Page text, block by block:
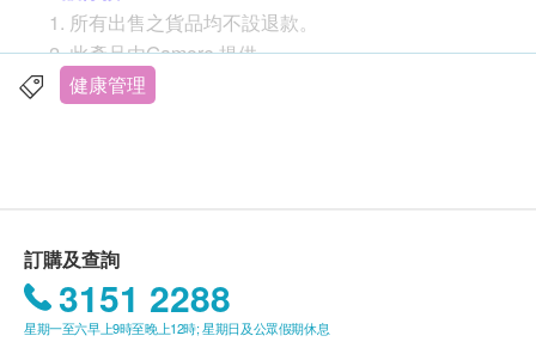
以6個級別顯示血壓水平（高/正常/最佳）
隨時隨地輕鬆擴展
體積小巧，便於攜帶
檢測功能
日期和時間顯示，剩餘電池信息
簡單的血壓計，易於操作
所有出售之貨品均不設退款。
此產品由Gamore 提供。
如有任何爭議，Gamore 及健康網購
運費。
我們將於確定訂單後2-3個工作天內安排發貨。
不排除運送時間會因節日而有所影響。當八號烈風
健康管理
訂購及查詢
3151 2288
星期一至六早上9時至晚上12時; 星期日及公眾假期休息